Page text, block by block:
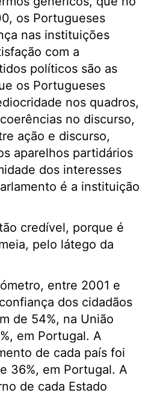
os Portugueses
nas instituições
com a
políticos são as
os Portugueses
nos quadros,
no discurso,
ação e discurso,
aparelhos partidários
dos interesses
é a instituição
credível, porque é
pelo látego da
entre 2001 e
dos cidadãos
de 54%, na União
em Portugal. A
de cada país foi
36%, em Portugal. A
de cada Estado